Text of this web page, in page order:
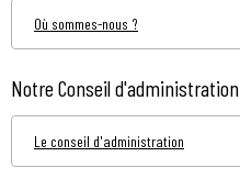
Où sommes-nous ?
Notre Conseil d'administration
Le conseil d'administration